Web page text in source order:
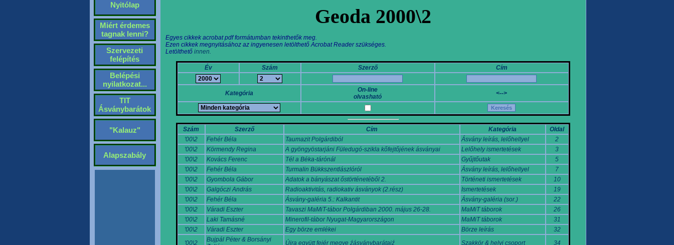
Nyitólap
Miért érdemes
tagnak lenni?
Szervezeti
felépítés
Belépési
nyilatkozat...
TIT
Ásványbarátok
"Kalauz"
Alapszabály
Geoda 2000\2
Egyes cikkek acrobat pdf formátumban tekinthetők meg.
Ezen cikkek megnyitásához az ingyenesen letölthető Acrobat Reader szükséges.
Letölthető innen.
Év Szám Szerző Cím
Kategória
On-line
olvasható
<-->
Szám Szerző Cím Kategória
Oldal
'00\2
Fehér Béla Taumazit Polgárdiból Ásvány leírás, lelőhellyel
2
'00\2
Körmendy Regina A gyöngyöstarjáni Füledugó-szikla kőfejtőjének ásványai Lelőhely ismertetések
3
'00\2
Kovács Ferenc Tél a Béka-tárónál Gyűjtőutak
5
'00\2
Fehér Béla Turmalin Bükkszentlászlóról Ásvány leírás, lelőhellyel
7
'00\2
Gyombola Gábor Adatok a bányászat őstörténetéből 2. Történeti ismertetések
10
'00\2
Galgóczi András Radioaktivitás, radiokativ ásványok (2.rész) Ismertetések
19
'00\2
Fehér Béla Ásvány-galéria 5.: Kalkantit Ásvány-galéria (sor.)
22
'00\2
Váradi Eszter Tavaszi MaMiT-tábor Polgárdiban 2000. május 26-28. MaMiT táborok
26
'00\2
Laki Tamásné Minerofil-tábor Nyugat-Magyarországon MaMiT táborok
31
'00\2
Váradi Eszter Egy börze emlékei Börze leírás
32
'00\2
Bujpál Péter & Borsányi
Újra együtt fejér megye źásványbarátaiź Szakkör & helyi csoport
34